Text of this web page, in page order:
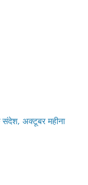
संदेश, अक्टूबर महीना